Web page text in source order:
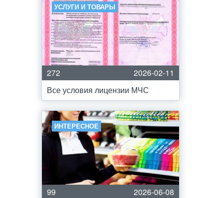
УСЛУГИ И ТОВАРЫ
272
2026-02-11
Все условия лицензии МЧС
ИНТЕРЕСНОЕ
99
2026-06-08